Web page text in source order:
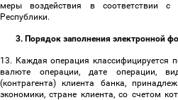
меры воздействия в соответствии с
Республики.
3. Порядок заполнения электронной
13. Каждая операция классифицируется
валюте операции, дате операции,
(контрагента) клиента банка,
экономики, стране клиента, со счетом